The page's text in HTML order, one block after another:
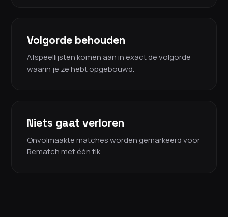
Volgorde behouden
Afspeellijsten komen aan in exact de volgorde
waarin je ze hebt opgebouwd.
Niets gaat verloren
Onvolmaakte matches worden gemarkeerd voor
Rematch met één tik.